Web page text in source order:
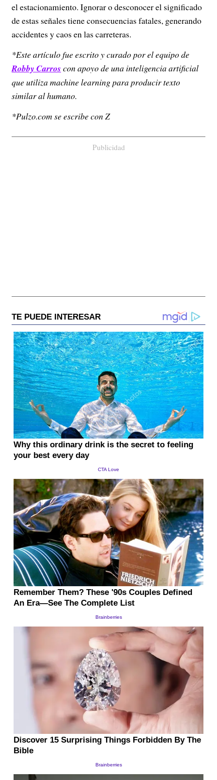
el estacionamiento. Ignorar o desconocer el significado
de estas señales tiene consecuencias fatales, generando
accidentes y caos en las carreteras.
*Este artículo fue escrito y curado por el equipo de
Robby Carros con apoyo de una inteligencia artificial
que utiliza machine learning para producir texto
similar al humano.
*Pulzo.com se escribe con Z
Publicidad